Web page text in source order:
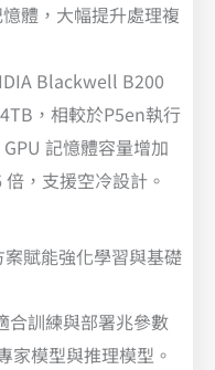
體，大幅提升處理複
Blackwell B200
，相較於P5en執行
記憶體容量增加
，支援空冷設計。
賦能強化學習與基礎
合訓練與部署兆參數
家模型與推理模型。